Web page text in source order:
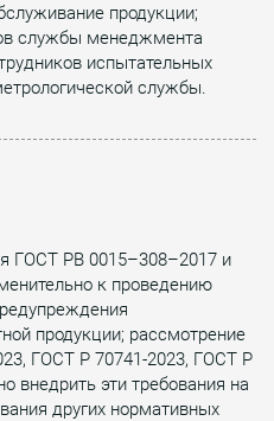
продукции;
службы менеджмента
испытательных
службы.
ГОСТ РВ 0015–308–2017 и
к проведению
продукции; рассмотрение
ГОСТ Р 70741-2023, ГОСТ Р
внедрить эти требования на
других нормативных